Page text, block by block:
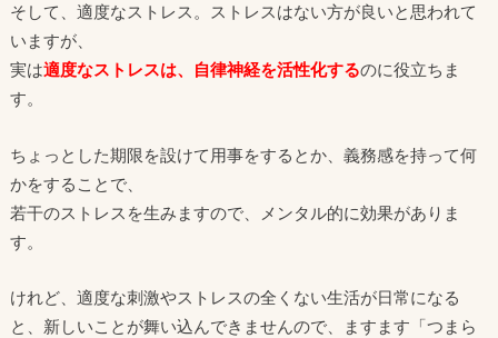
そして、適度なストレス。ストレスはない方が良いと思われて
いますが、
実は適度なストレスは、自律神経を活性化するのに役立ちま
す。
ちょっとした期限を設けて用事をするとか、義務感を持って何
かをすることで、
若干のストレスを生みますので、メンタル的に効果がありま
す。
けれど、適度な刺激やストレスの全くない生活が日常になる
と、新しいことが舞い込んできませんので、ますます「つまら